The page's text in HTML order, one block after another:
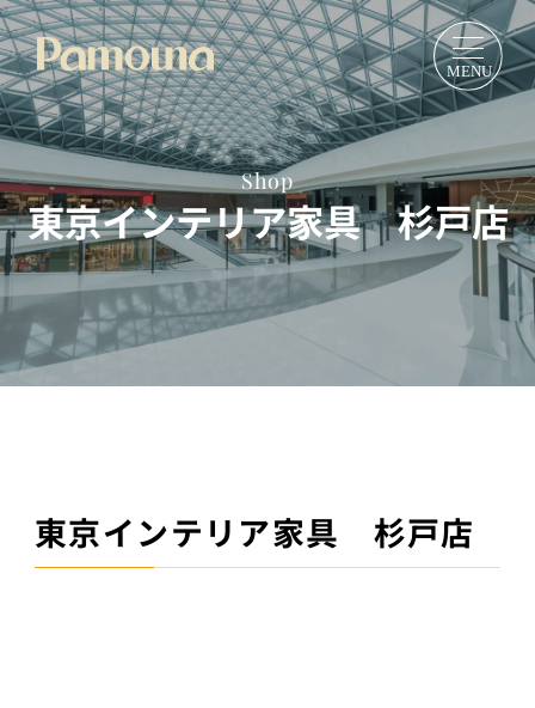
Shop
東京インテリア家具 杉戸店
東京インテリア家具 杉戸店